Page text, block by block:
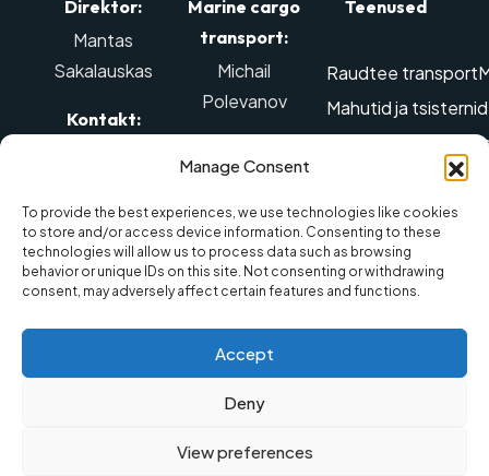
Manage Consent
To provide the best experiences, we use technologies like cookies
to store and/or access device information. Consenting to these
technologies will allow us to process data such as browsing
behavior or unique IDs on this site. Not consenting or withdrawing
consent, may adversely affect certain features and functions.
Accept
Deny
View preferences
Direktor:
Mantas
Sakalauskas
Kontakt:
El. post:
info@balticmarine.lt
Marine cargo
transport:
Michail
Polevanov
Mob tel.: +370
642 88887,
El. post:
sales@balticmarine.lt
Teenused
Raudtee transport
Mahutid ja
Edastamine
Õhu-transport
Kolimisteenused
Maismaatranspordi
© 2025 UAB „Baltic Marine
Spedition“
poliitika